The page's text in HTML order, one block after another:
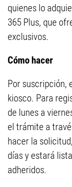
quienes lo
365 Plus, que
exclusivos.
Cómo hacer
Por suscripción,
kiosco. Para
de lunes a
el trámite a
hacer la
días y estará
adheridos.